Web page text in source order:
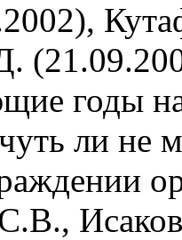
годы
чуть ли